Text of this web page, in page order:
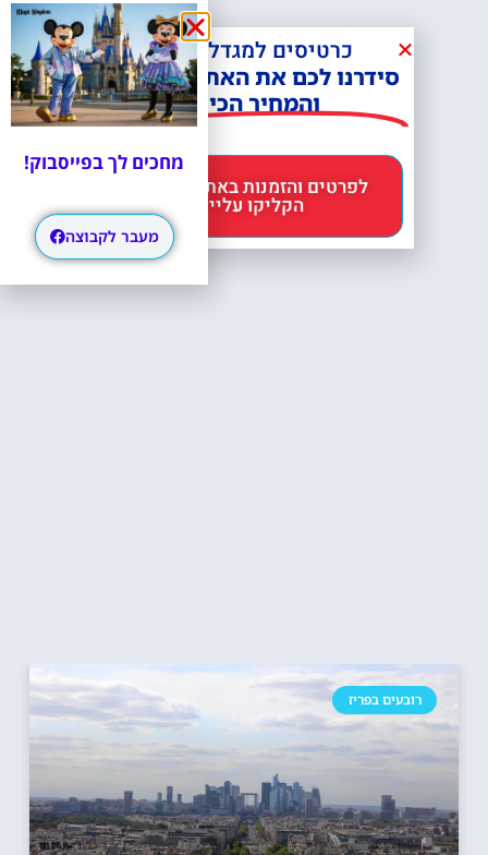
רובעים בפריז
כרטיסים למגדל אייפל?
סידרנו לכם את האתר הכי אמין -
והמחיר הכי זול!
הקליקו עליי 😊
מחכים לך בפייסבוק!
מעבר לקבוצה